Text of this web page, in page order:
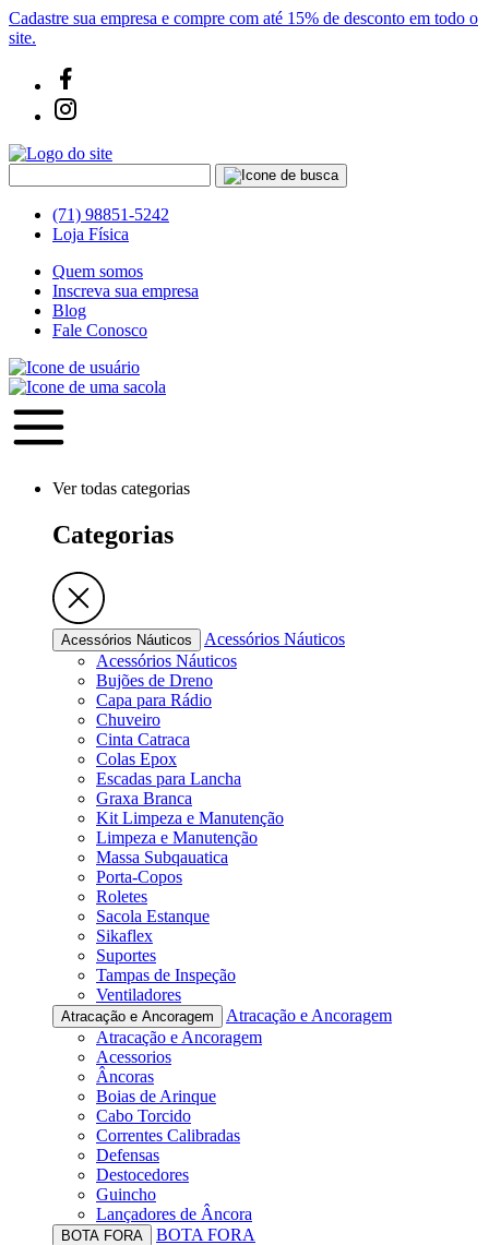
Cadastre sua empresa e compre com até 15% de desconto em todo o
site.
(71) 98851-5242
Loja Física
Quem somos
Inscreva sua empresa
Blog
Fale Conosco
Ver todas categorias
Categorias
Acessórios Náuticos
Acessórios Náuticos
Acessórios Náuticos
Bujões de Dreno
Capa para Rádio
Chuveiro
Cinta Catraca
Colas Epox
Escadas para Lancha
Graxa Branca
Kit Limpeza e Manutenção
Limpeza e Manutenção
Massa Subqauatica
Porta-Copos
Roletes
Sacola Estanque
Sikaflex
Suportes
Tampas de Inspeção
Ventiladores
Atracação e Ancoragem
Atracação e Ancoragem
Atracação e Ancoragem
Acessorios
Âncoras
Boias de Arinque
Cabo Torcido
Correntes Calibradas
Defensas
Destocedores
Guincho
Lançadores de Âncora
BOTA FORA
BOTA FORA